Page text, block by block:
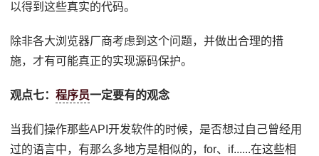
以得到这些真实的代码。
除非各大浏览器厂商考虑到这个问题，并做出合理的措
施，才有可能真正的实现源码保护。
观点七：程序员一定要有的观念
当我们操作那些API开发软件的时候，是否想过自己曾经用
过的语言中，有那么多地方是相似的，for、if......在这些相